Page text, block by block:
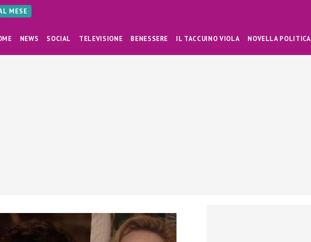
MESE
NEWS SOCIAL TELEVISIONE BENESSERE IL TACCUINO VIOLA NOVELLA POLITICA